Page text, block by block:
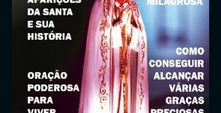
Notícias
Entrar